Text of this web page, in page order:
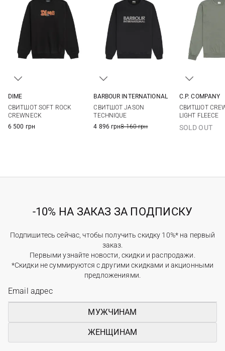
DIME
СВИТШОТ SOFT ROCK
CREWNECK
6 500 грн
XXL
BARBOUR INTERNATIONAL
СВИТШОТ JASON
TECHNIQUE
4 896 грн8 160 грн
C.P. COMPANY
СВИТШОТ
LIGHT FLEECE
SOLD OUT
-10% НА ЗАКАЗ ЗА ПОДПИСКУ
Подпишитесь сейчас, чтобы получить скидку 10%* на первый
заказ.
Первыми узнайте новости, скидки и распродажи.
*Скидки не суммируются с другими скидками и акционными
предложениями.
МУЖЧИНАМ
ЖЕНЩИНАМ